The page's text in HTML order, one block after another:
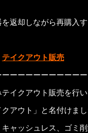
返却しながら再購入
テイクアウト販売
ーーーーーーーーー
イクアウト販売を行い
クアウト」と名付けまし
ャッシュレス、ゴミ